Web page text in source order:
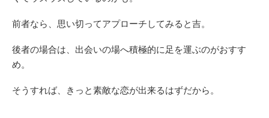
前者なら、思い切ってアプローチしてみると吉。
後者の場合は、出会いの場へ積極的に足を運ぶのがおすす
め。
そうすれば、きっと素敵な恋が出来るはずだから。